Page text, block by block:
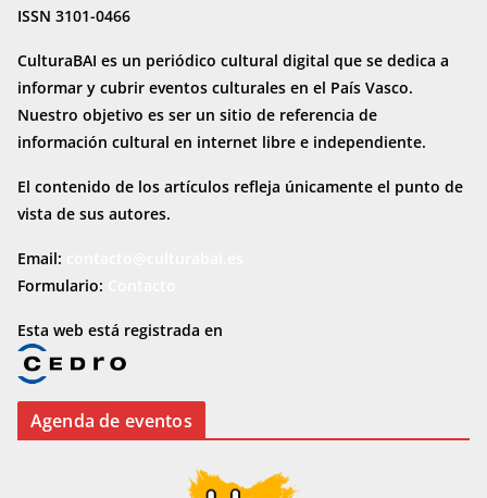
ISSN 3101-0466
CulturaBAI es un periódico cultural digital que se dedica a
informar y cubrir eventos culturales en el País Vasco.
Nuestro objetivo es ser un sitio de referencia de
información cultural en internet libre e independiente.
El contenido de los artículos refleja únicamente el punto de
vista de sus autores.
Email:
Formulario:
Esta web está registrada en
Agenda de eventos